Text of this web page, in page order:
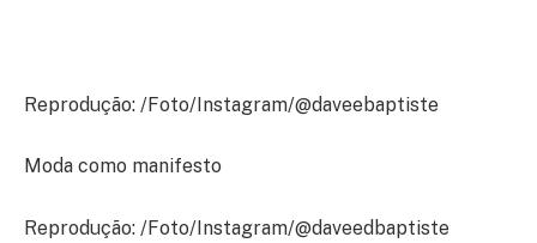
Reprodução: /Foto/Instagram/@daveebaptiste
Moda como manifesto
Reprodução: /Foto/Instagram/@daveedbaptiste